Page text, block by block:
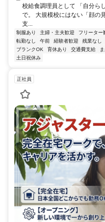
校給食調理員として 「自分ら
で。 大規模校にはない「顔の
支...
制服あり 主婦・主夫歓迎 フリーター
転勤なし
午前 経験者歓迎 残業なし
ブランクOK
育休あり 交通費支給
土日祝休み
正社員